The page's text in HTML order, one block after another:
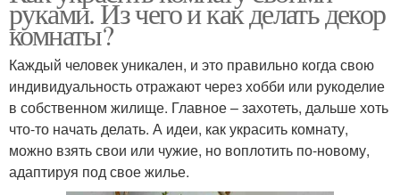
руками. Из чего и как делать декор
комнаты?
Каждый человек уникален, и это правильно когда свою
индивидуальность отражают через хобби или рукоделие
в собственном жилище. Главное – захотеть, дальше хоть
что-то начать делать. А идеи, как украсить комнату,
можно взять свои или чужие, но воплотить по-новому,
адаптируя под свое жилье.